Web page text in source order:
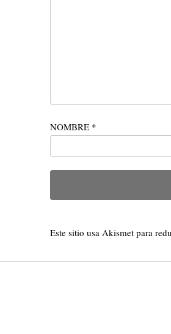
NOMBRE *
Este sitio usa Akismet para